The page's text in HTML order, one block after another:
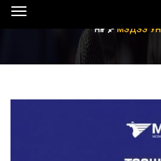
Toggle
НҮҮР МЭДЭЭ